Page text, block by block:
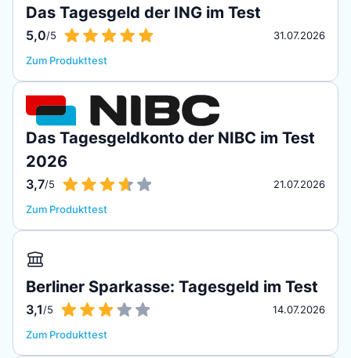
Das Tagesgeld der ING im Test
5,0/5
31.07.2026
Zum Produkttest
Das Tagesgeldkonto der NIBC im Test
2026
3,7/5
21.07.2026
Zum Produkttest
Berliner Sparkasse: Tagesgeld im Test
3,1/5
14.07.2026
Zum Produkttest